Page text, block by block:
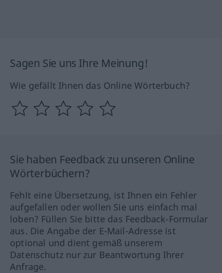
Sagen Sie uns Ihre Meinung!
Wie gefällt Ihnen das Online Wörterbuch?
Sie haben Feedback zu unseren Online
Wörterbüchern?
Fehlt eine Übersetzung, ist Ihnen ein Fehler
aufgefallen oder wollen Sie uns einfach mal
loben? Füllen Sie bitte das Feedback-Formular
aus. Die Angabe der E-Mail-Adresse ist
optional und dient gemäß unserem
Datenschutz nur zur Beantwortung Ihrer
Anfrage.